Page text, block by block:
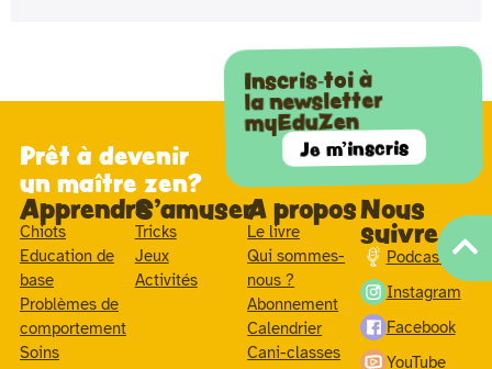
Prêt à devenir
un maître zen?
Inscris-toi à
la newsletter
myEduZen
Je m'inscris
Apprendre
Chiots
Education de
base
Problèmes de
comportement
Soins
S'amuser
Tricks
Jeux
Activités
A propos
Le livre
Qui sommes-
nous ?
Abonnement
Calendrier
Cani-classes
Nous
suivre
Podcast
Instagram
Facebook
YouTube